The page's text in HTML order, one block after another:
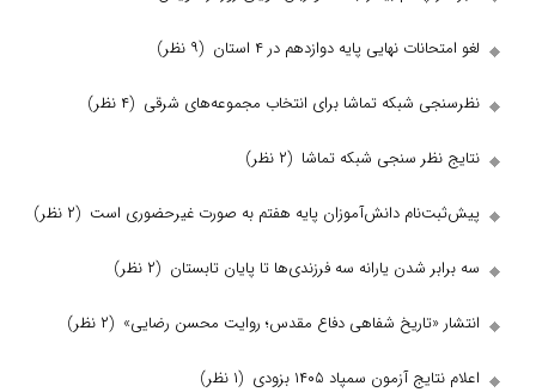
نهایی پایه دوازدهم در ۴ استان (۹ نظر)
شبکه تماشا برای انتخاب مجموعه‌های شرقی(۴ نظر)
سنجی شبکه تماشا(۲ نظر)
دانش‌آموزان پایه هفتم به صورت غیرحضوری است (۲ نظر)
شدن یارانه سه فرزندی‌ها تا پایان تابستان (۲ نظر)
شفاهی دفاع مقدس؛ روایت محسن رضایی»(۲ نظر)
آزمون سمپاد ۱۴۰۵ بزودی (۱ نظر)